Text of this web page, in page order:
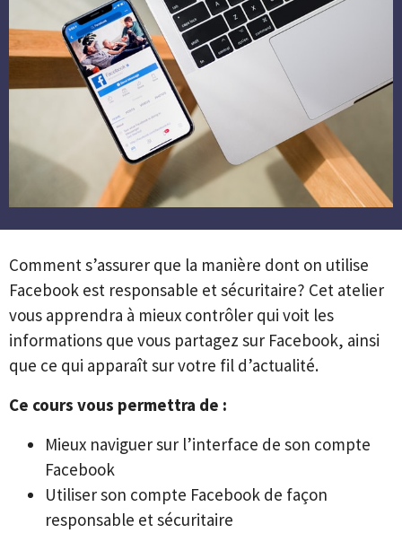
Comment s’assurer que la manière dont on utilise
Facebook est responsable et sécuritaire? Cet atelier
vous apprendra à mieux contrôler qui voit les
informations que vous partagez sur Facebook, ainsi
que ce qui apparaît sur votre fil d’actualité.
Ce cours vous permettra de :
Mieux naviguer sur l’interface de son compte
Facebook
Utiliser son compte Facebook de façon
responsable et sécuritaire